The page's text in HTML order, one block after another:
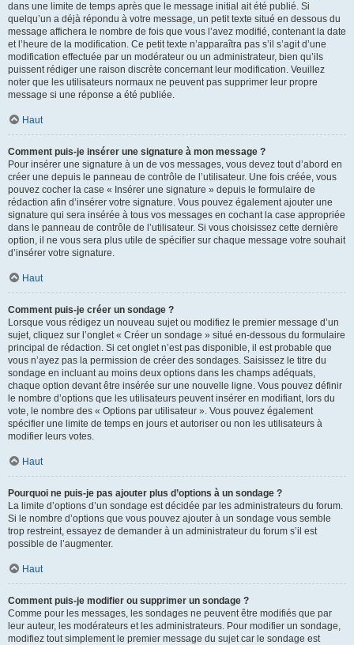
dans une limite de temps après que le message initial ait été publié. Si
quelqu’un a déjà répondu à votre message, un petit texte situé en dessous du
message affichera le nombre de fois que vous l’avez modifié, contenant la date
et l’heure de la modification. Ce petit texte n’apparaîtra pas s’il s’agit d’une
modification effectuée par un modérateur ou un administrateur, bien qu’ils
puissent rédiger une raison discrète concernant leur modification. Veuillez
noter que les utilisateurs normaux ne peuvent pas supprimer leur propre
message si une réponse a été publiée.
Haut
Comment puis-je insérer une signature à mon message ?
Pour insérer une signature à un de vos messages, vous devez tout d’abord en
créer une depuis le panneau de contrôle de l’utilisateur. Une fois créée, vous
pouvez cocher la case « Insérer une signature » depuis le formulaire de
rédaction afin d’insérer votre signature. Vous pouvez également ajouter une
signature qui sera insérée à tous vos messages en cochant la case appropriée
dans le panneau de contrôle de l’utilisateur. Si vous choisissez cette dernière
option, il ne vous sera plus utile de spécifier sur chaque message votre souhait
d’insérer votre signature.
Haut
Comment puis-je créer un sondage ?
Lorsque vous rédigez un nouveau sujet ou modifiez le premier message d’un
sujet, cliquez sur l’onglet « Créer un sondage » situé en-dessous du formulaire
principal de rédaction. Si cet onglet n’est pas disponible, il est probable que
vous n’ayez pas la permission de créer des sondages. Saisissez le titre du
sondage en incluant au moins deux options dans les champs adéquats,
chaque option devant être insérée sur une nouvelle ligne. Vous pouvez définir
le nombre d’options que les utilisateurs peuvent insérer en modifiant, lors du
vote, le nombre des « Options par utilisateur ». Vous pouvez également
spécifier une limite de temps en jours et autoriser ou non les utilisateurs à
modifier leurs votes.
Haut
Pourquoi ne puis-je pas ajouter plus d’options à un sondage ?
La limite d’options d’un sondage est décidée par les administrateurs du forum.
Si le nombre d’options que vous pouvez ajouter à un sondage vous semble
trop restreint, essayez de demander à un administrateur du forum s’il est
possible de l’augmenter.
Haut
Comment puis-je modifier ou supprimer un sondage ?
Comme pour les messages, les sondages ne peuvent être modifiés que par
leur auteur, les modérateurs et les administrateurs. Pour modifier un sondage,
modifiez tout simplement le premier message du sujet car le sondage est